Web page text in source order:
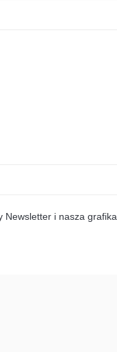
Newsletter i nasza grafika